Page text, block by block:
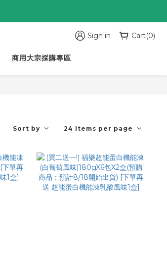
Sign in Cart(0)
商用大宗採購專區
Sort by 24 Items per page